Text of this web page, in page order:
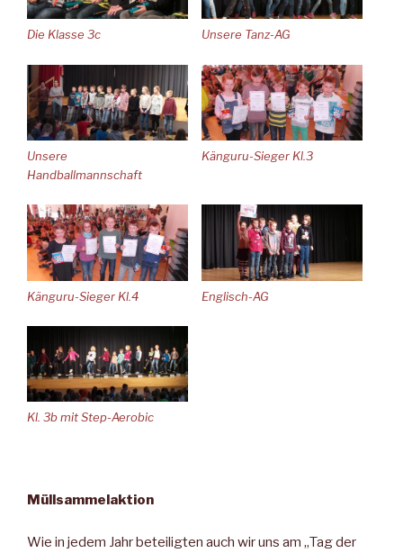
Die Klasse 3c Unsere Tanz-AG
Unsere
Handballmannschaft
Känguru-Sieger Kl.3
Känguru-Sieger Kl.4 Englisch-AG
Kl. 3b mit Step-Aerobic
Müllsammelaktion
Wie in jedem Jahr beteiligten auch wir uns am „Tag der